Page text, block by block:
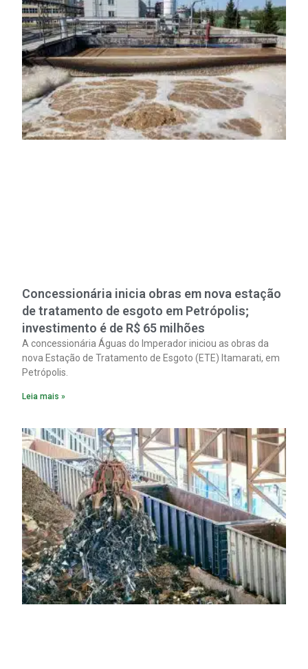
Concessionária inicia obras em nova estação
de tratamento de esgoto em Petrópolis;
investimento é de R$ 65 milhões
A concessionária Águas do Imperador iniciou as obras da
nova Estação de Tratamento de Esgoto (ETE) Itamarati, em
Petrópolis.
Leia mais »